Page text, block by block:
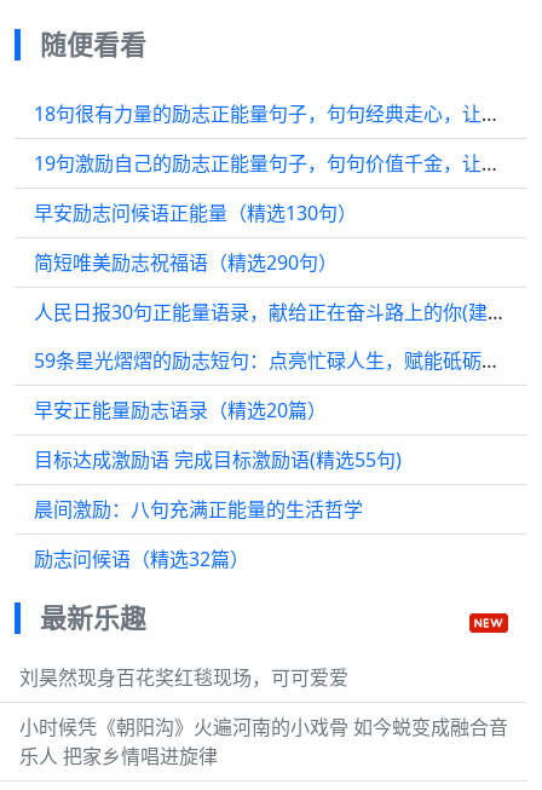
随便看看
18句很有力量的励志正能量句子，句句经典走心，让人充满希望
19句激励自己的励志正能量句子，句句价值千金，让你信心满满
早安励志问候语正能量（精选130句）
简短唯美励志祝福语（精选290句）
人民日报30句正能量语录，献给正在奋斗路上的你(建议收藏)
59条星光熠熠的励志短句：点亮忙碌人生，赋能砥砺前行
早安正能量励志语录（精选20篇）
目标达成激励语 完成目标激励语(精选55句)
晨间激励：八句充满正能量的生活哲学
励志问候语（精选32篇）
最新乐趣
刘昊然现身百花奖红毯现场，可可爱爱
小时候凭《朝阳沟》火遍河南的小戏骨 如今蜕变成融合音
乐人 把家乡情唱进旋律